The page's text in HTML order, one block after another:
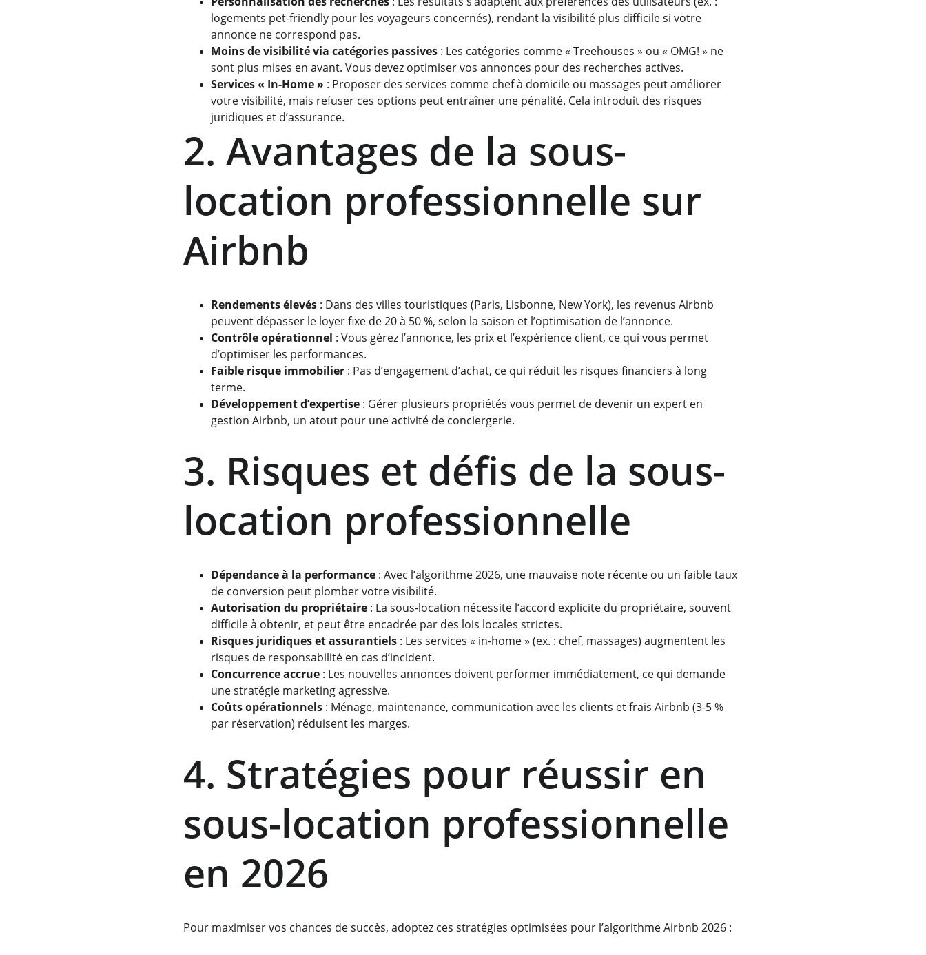
logements pet-friendly pour les voyageurs concernés), rendant la visibilité plus difficile si votre
annonce ne correspond pas.
Moins de visibilité via catégories passives : Les catégories comme « Treehouses » ou « OMG! » ne
sont plus mises en avant. Vous devez optimiser vos annonces pour des recherches actives.
Services « In-Home » : Proposer des services comme chef à domicile ou massages peut améliorer
votre visibilité, mais refuser ces options peut entraîner une pénalité. Cela introduit des risques
juridiques et d’assurance.
2. Avantages de la sous-
location professionnelle sur
Airbnb
Rendements élevés : Dans des villes touristiques (Paris, Lisbonne, New York), les revenus Airbnb
peuvent dépasser le loyer fixe de 20 à 50 %, selon la saison et l’optimisation de l’annonce.
Contrôle opérationnel : Vous gérez l’annonce, les prix et l’expérience client, ce qui vous permet
d’optimiser les performances.
Faible risque immobilier : Pas d’engagement d’achat, ce qui réduit les risques financiers à long
terme.
Développement d’expertise : Gérer plusieurs propriétés vous permet de devenir un expert en
gestion Airbnb, un atout pour une activité de conciergerie.
3. Risques et défis de la sous-
location professionnelle
Dépendance à la performance : Avec l’algorithme 2026, une mauvaise note récente ou un faible taux
de conversion peut plomber votre visibilité.
Autorisation du propriétaire : La sous-location nécessite l’accord explicite du propriétaire, souvent
difficile à obtenir, et peut être encadrée par des lois locales strictes.
Risques juridiques et assurantiels : Les services « in-home » (ex. : chef, massages) augmentent les
risques de responsabilité en cas d’incident.
Concurrence accrue : Les nouvelles annonces doivent performer immédiatement, ce qui demande
une stratégie marketing agressive.
Coûts opérationnels : Ménage, maintenance, communication avec les clients et frais Airbnb (3-5 %
par réservation) réduisent les marges.
4. Stratégies pour réussir en
sous-location professionnelle
en 2026
Pour maximiser vos chances de succès, adoptez ces stratégies optimisées pour l’algorithme Airbnb 2026 :